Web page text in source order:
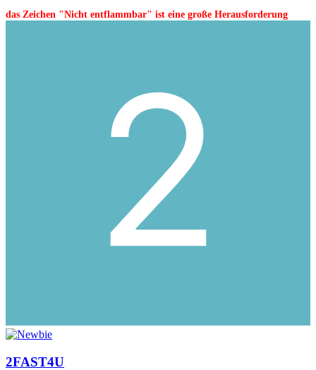
das Zeichen "Nicht entflammbar" ist eine große Herausforderung
2FAST4U